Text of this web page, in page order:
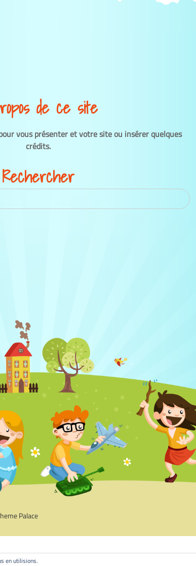
de ce site
vous présenter et votre site ou insérer quelques
crédits.
Rechercher
Palace
en utilisions.